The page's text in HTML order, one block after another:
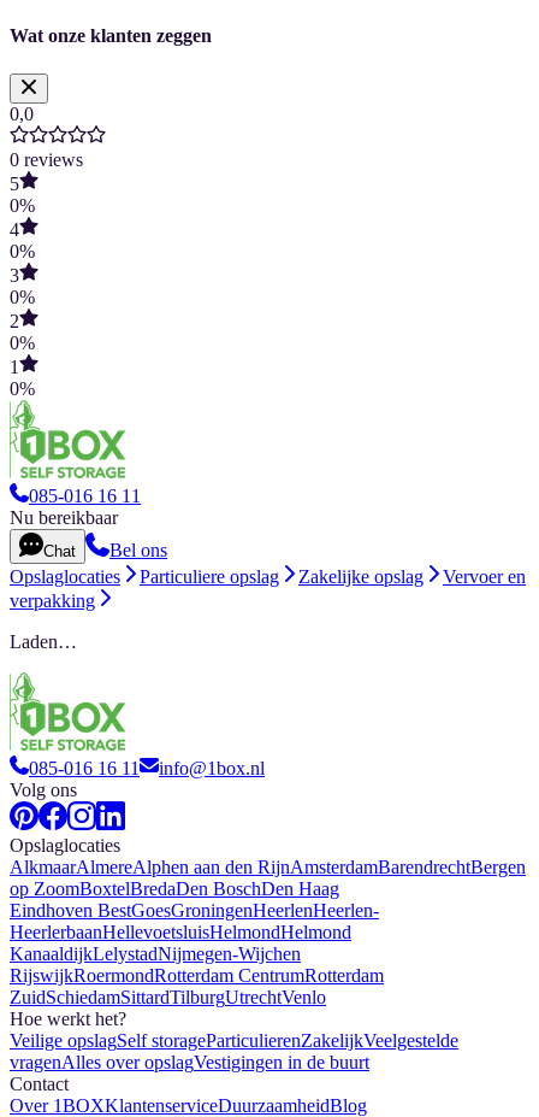
Wat onze klanten zeggen
0,0
0 reviews
5
0%
4
0%
3
0%
2
0%
1
0%
085-016 16 11
Nu bereikbaar
Chat
Bel ons
Opslaglocaties
Particuliere opslag Zakelijke opslag
Vervoer en
verpakking
Laden…
085-016 16 11
info@1box.nl
Volg ons
Opslaglocaties
AlkmaarAlmereAlphen aan den RijnAmsterdamBarendrechtBergen
op ZoomBoxtelBredaDen BoschDen Haag
Eindhoven BestGoesGroningenHeerlenHeerlen-
HeerlerbaanHellevoetsluisHelmondHelmond
KanaaldijkLelystadNijmegen-Wijchen
RijswijkRoermondRotterdam CentrumRotterdam
ZuidSchiedamSittardTilburgUtrechtVenlo
Hoe werkt het?
Veilige opslagSelf storageParticulierenZakelijkVeelgestelde
vragenAlles over opslagVestigingen in de buurt
Contact
Over 1BOXKlantenserviceDuurzaamheidBlog